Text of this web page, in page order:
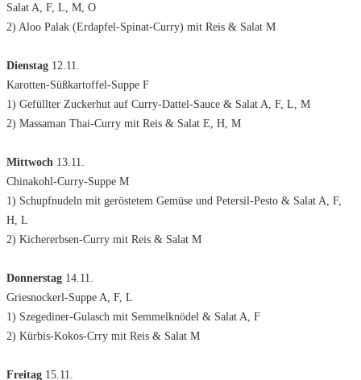
Salat A, F, L, M, O
2) Aloo Palak (Erdapfel-Spinat-Curry) mit Reis & Salat M
Dienstag 12.11.
Karotten-Süßkartoffel-Suppe F
1) Gefüllter Zuckerhut auf Curry-Dattel-Sauce & Salat A, F, L, M
2) Massaman Thai-Curry mit Reis & Salat E, H, M
Mittwoch 13.11.
Chinakohl-Curry-Suppe M
1) Schupfnudeln mit geröstetem Gemüse und Petersil-Pesto & Salat A, F,
H, L
2) Kichererbsen-Curry mit Reis & Salat M
Donnerstag 14.11.
Griesnockerl-Suppe A, F, L
1) Szegediner-Gulasch mit Semmelknödel & Salat A, F
2) Kürbis-Kokos-Crry mit Reis & Salat M
Freitag 15.11.